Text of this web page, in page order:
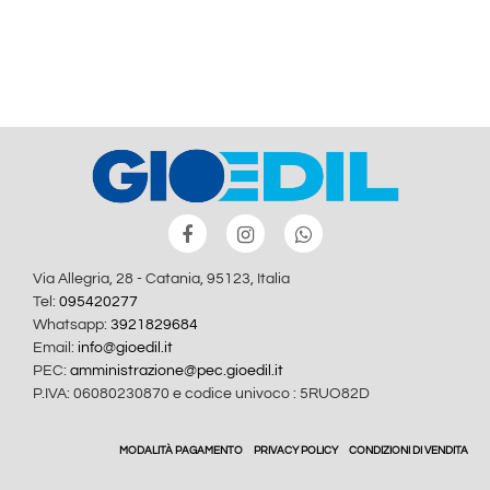
Via Allegria, 28 - Catania, 95123, Italia
Tel: 095420277
Whatsapp: 3921829684
Email: info@gioedil.it
PEC: amministrazione@pec.gioedil.it
P.IVA: 06080230870 e codice univoco : 5RUO82D
MODALITÀ PAGAMENTO PRIVACY POLICY CONDIZIONI DI VENDITA